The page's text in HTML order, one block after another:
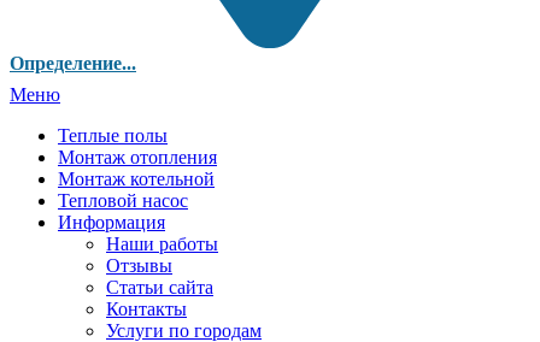
Определение...
Меню
Теплые полы
Монтаж отопления
Монтаж котельной
Тепловой насос
Информация
Наши работы
Отзывы
Статьи сайта
Контакты
Услуги по городам